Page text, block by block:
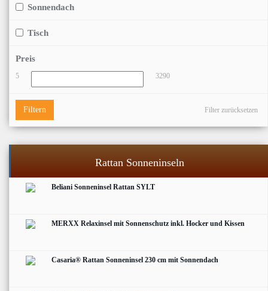
Sonnendach
Tisch
Preis
5 3290
Filter zurücksetzen
Filtern
Rattan Sonneninseln
Beliani Sonneninsel Rattan SYLT
MERXX Relaxinsel mit Sonnenschutz inkl. Hocker und Kissen
Casaria® Rattan Sonneninsel 230 cm mit Sonnendach